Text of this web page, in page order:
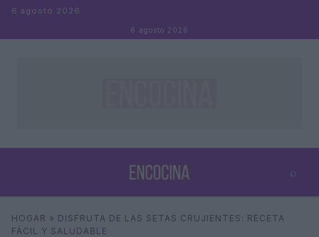
Saltar al contenido
6 agosto 2026
6 agosto 2026
⌕
Buscar ⌕
HOGAR » DISFRUTA DE LAS SETAS CRUJIENTES: RECETA
FÁCIL Y SALUDABLE